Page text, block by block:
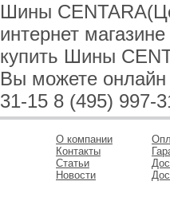
Шины
интернет
купить Шины
Вы можете онлайн
31-15 8 (495) 997-
О компании
Контакты
Статьи
Новости